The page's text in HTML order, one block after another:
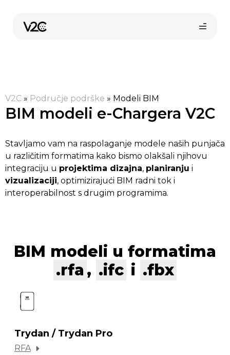
sadržaj
V2C » Područje podrške » Modeli BIM
BIM modeli e-Chargera V2C
Stavljamo vam na raspolaganje modele naših punjača
u različitim formatima kako bismo olakšali njihovu
integraciju u projektima dizajna, planiranju i
vizualizaciji, optimizirajući BIM radni tok i
interoperabilnost s drugim programima.
BIM modeli u formatima
.rfa , .ifc i .fbx
Trydan / Trydan Pro
RFA